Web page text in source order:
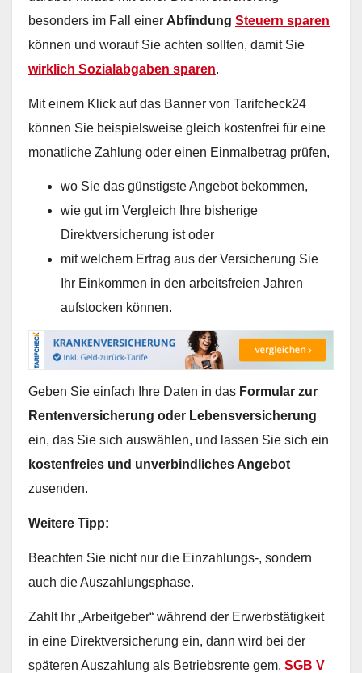
besonders im Fall einer Abfindung Steuern sparen
können und worauf Sie achten sollten, damit Sie
wirklich Sozialabgaben sparen.
Mit einem Klick auf das Banner von Tarifcheck24
können Sie beispielsweise gleich kostenfrei für eine
monatliche Zahlung oder einen Einmalbetrag prüfen,
wo Sie das günstigste Angebot bekommen,
wie gut im Vergleich Ihre bisherige
Direktversicherung ist oder
mit welchem Ertrag aus der Versicherung Sie
Ihr Einkommen in den arbeitsfreien Jahren
aufstocken können.
Geben Sie einfach Ihre Daten in das Formular zur
Rentenversicherung oder Lebensversicherung
ein, das Sie sich auswählen, und lassen Sie sich ein
kostenfreies und unverbindliches Angebot
zusenden.
Weitere Tipp:
Beachten Sie nicht nur die Einzahlungs-, sondern
auch die Auszahlungsphase.
Zahlt Ihr „Arbeitgeber“ während der Erwerbstätigkeit
in eine Direktversicherung ein, dann wird bei der
späteren Auszahlung als Betriebsrente gem. SGB V